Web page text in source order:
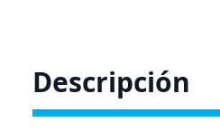
Descripción